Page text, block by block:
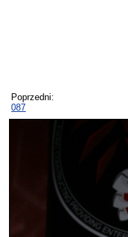
Poprzedni:
087